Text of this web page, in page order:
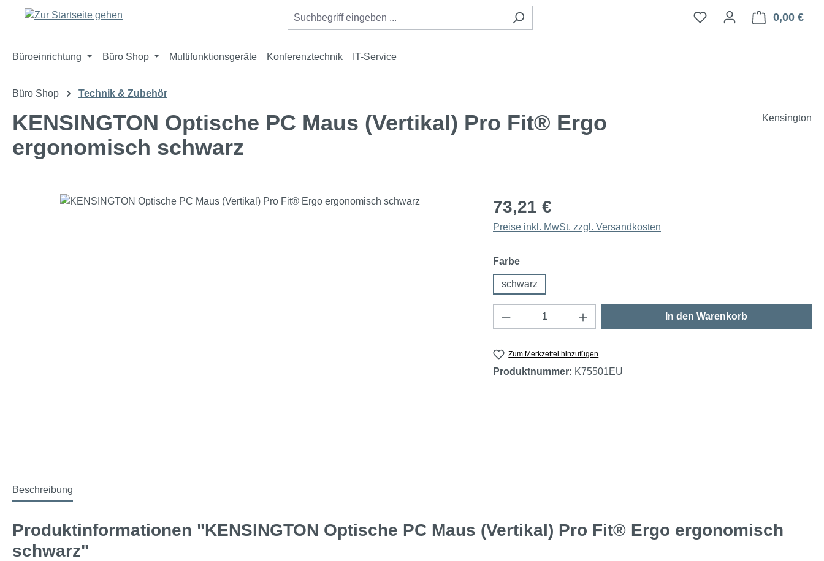
Hauptinhalt springen
Zur Suche springen
Zur Hauptnavigation springen 0,00 €
Büroeinrichtung Büro Shop Multifunktionsgeräte Konferenztechnik IT-Service
Büro Shop Technik & Zubehör
KENSINGTON Optische PC Maus (Vertikal) Pro Fit® Ergo
ergonomisch schwarz
Kensington
Bildergalerie überspringen 73,21 €
Preise inkl. MwSt. zzgl. Versandkosten
Farbeauswählen
schwarz
Produkt Anzahl: Gib den gewünschten Wert ein
In den Warenkorb
Zum Merkzettel hinzufügen
Produktnummer: K75501EU
Beschreibung
Produktinformationen "KENSINGTON Optische PC Maus (Vertikal) Pro Fit® Ergo ergonomisch
schwarz"